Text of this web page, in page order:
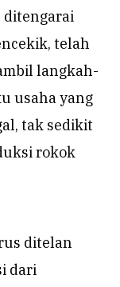
telah
langkah-
usaha yang
tak sedikit
rokok
ditelan
dari